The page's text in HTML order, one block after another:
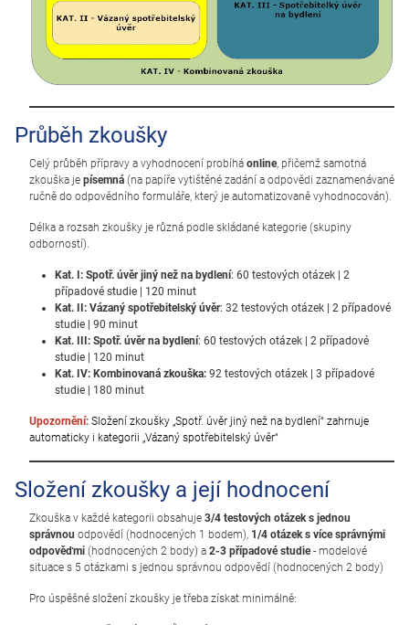
Průběh zkoušky
Celý průběh přípravy a vyhodnocení probíhá online, přičemž samotná
zkouška je písemná (na papíře vytištěné zadání a odpovědi zaznamenávané
ručně do odpovědního formuláře, který je automatizovaně vyhodnocován).
Délka a rozsah zkoušky je různá podle skládané kategorie (skupiny
odborností).
Kat. I: Spotř. úvěr jiný než na bydlení: 60 testových otázek | 2
případové studie | 120 minut
Kat. II: Vázaný spotřebitelský úvěr: 32 testových otázek | 2 případové
studie | 90 minut
Kat. III: Spotř. úvěr na bydlení: 60 testových otázek | 2 případové
studie | 120 minut
Kat. IV: Kombinovaná zkouška: 92 testových otázek | 3 případové
studie | 180 minut
Upozornění: Složení zkoušky „Spotř. úvěr jiný než na bydlení“ zahrnuje
automaticky i kategorii „Vázaný spotřebitelský úvěr“
Složení zkoušky a její hodnocení
Zkouška v každé kategorii obsahuje 3/4 testových otázek s jednou
správnou odpovědí (hodnocených 1 bodem), 1/4 otázek s více správnými
odpověďmi (hodnocených 2 body) a 2-3 případové studie- modelové
situace s 5 otázkami s jednou správnou odpovědí (hodnocených 2 body)
Pro úspěšné složení zkoušky je třeba získat minimálně: